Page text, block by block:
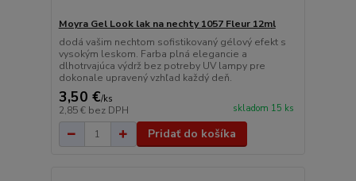
Moyra Gel Look lak na nechty 1057 Fleur 12ml
dodá vašim nechtom sofistikovaný gélový efekt s
vysokým leskom. Farba plná elegancie a
dlhotrvajúca výdrž bez potreby UV lampy pre
dokonale upravený vzhľad každý deň.
3,50 €/ks
2,85 € bez DPH skladom 15 ks
Pridať do košíka